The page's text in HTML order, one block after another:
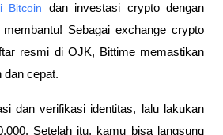
Bitcoin dan investasi crypto dengan
Sebagai exchange crypto
resmi di OJK, Bittime memastikan
dan cepat.
dan verifikasi identitas, lalu lakukan
Setelah itu, kamu bisa langsung